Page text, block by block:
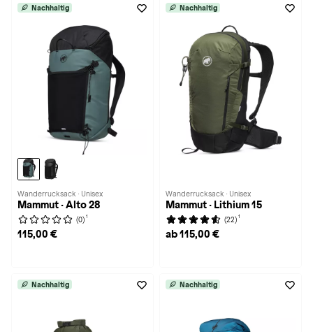
Nachhaltig
Wanderrucksack · Unisex
Mammut · Alto 28
(0) 1
115,00 €
Nachhaltig
Wanderrucksack · Unisex
Mammut · Lithium 15
(22) 1
ab 115,00 €
Nachhaltig Nachhaltig